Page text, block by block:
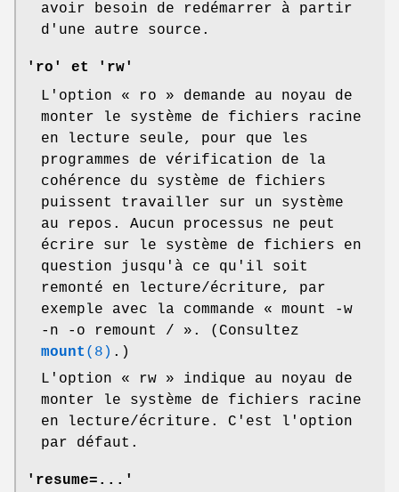
avoir besoin de redémarrer à partir
d'une autre source.
'ro' et
'rw'
L'option « ro » demande au noyau de
monter le système de fichiers racine
en lecture seule, pour que les
programmes de vérification de la
cohérence du système de fichiers
puissent travailler sur un système
au repos. Aucun processus ne peut
écrire sur le système de fichiers en
question jusqu'à ce qu'il soit
remonté en lecture/écriture, par
exemple avec la commande « mount -w
-n -o remount / ». (Consultez
mount (8) .)
L'option « rw » indique au noyau de
monter le système de fichiers racine
en lecture/écriture. C'est l'option
par défaut.
'resume=...'